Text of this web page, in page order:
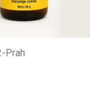
Prah